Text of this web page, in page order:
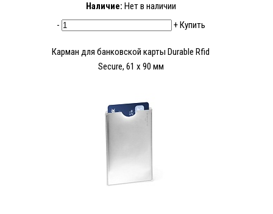
Наличие: Нет в наличии
-
+Купить
Карман для банковской карты Durable Rfid
Secure, 61 x 90 мм